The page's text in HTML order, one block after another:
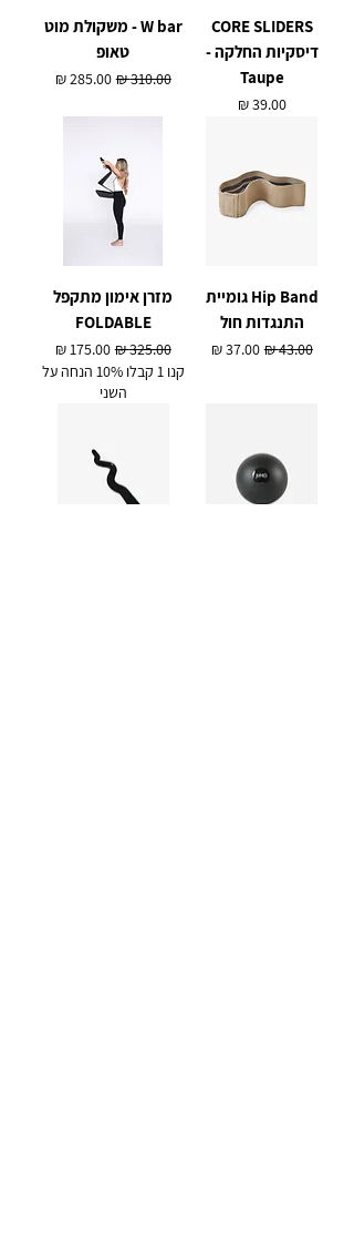
CORE SLIDERS
דיסקיות החלקה -
Taupe
מחיר‏39.00 ‏₪
W bar - משקולת מוט
טאופ
מחיר רגיל‏310.00 ‏₪ מחיר מבצע‏285.00 ‏₪
Hip Band גומיית
התנגדות חול
מחיר רגיל‏43.00 ‏₪ מחיר מבצע‏37.00 ‏₪
מזרן אימון מתקפל
FOLDABLE
מחיר רגיל‏325.00 ‏₪ מחיר מבצע‏175.00 ‏₪
קנו 1 קבלו 10% הנחה על
השני